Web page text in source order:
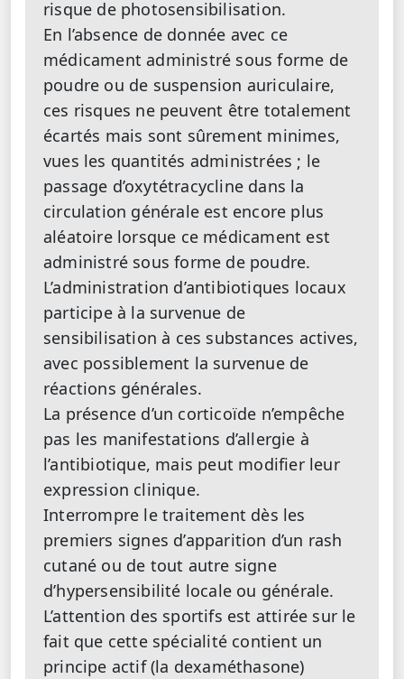
risque de photosensibilisation.
En l’absence de donnée avec ce
médicament administré sous forme de
poudre ou de suspension auriculaire,
ces risques ne peuvent être totalement
écartés mais sont sûrement minimes,
vues les quantités administrées ; le
passage d’oxytétracycline dans la
circulation générale est encore plus
aléatoire lorsque ce médicament est
administré sous forme de poudre.
L’administration d’antibiotiques locaux
participe à la survenue de
sensibilisation à ces substances actives,
avec possiblement la survenue de
réactions générales.
La présence d’un corticoïde n’empêche
pas les manifestations d’allergie à
l’antibiotique, mais peut modifier leur
expression clinique.
Interrompre le traitement dès les
premiers signes d’apparition d’un rash
cutané ou de tout autre signe
d’hypersensibilité locale ou générale.
L’attention des sportifs est attirée sur le
fait que cette spécialité contient un
principe actif (la dexaméthasone)